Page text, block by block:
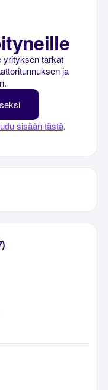
yrityksen tarkat
ja
sisään tästä.